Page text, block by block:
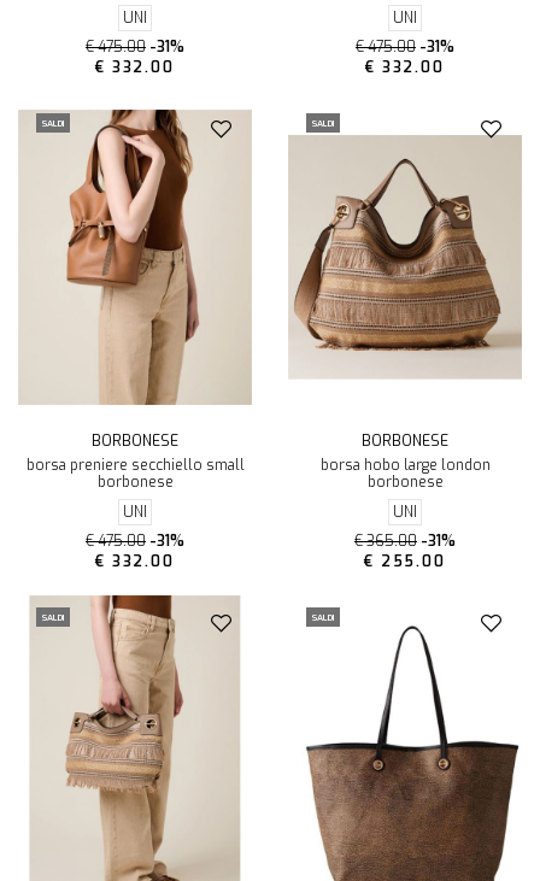
UNI
€ 475.00 -31%
€ 332.00
UNI
€ 475.00 -31%
€ 332.00
SALDI
BORBONESE
borsa preniere secchiello small
borbonese
UNI
€ 475.00 -31%
€ 332.00
SALDI
BORBONESE
borsa hobo large london
borbonese
UNI
€ 365.00 -31%
€ 255.00
SALDI SALDI